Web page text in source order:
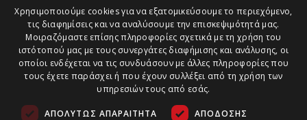
Χρησιμοποιούμε cookies για να εξατομικεύσουμε το περιεχόμενο,
τις διαφημίσεις και να αναλύσουμε την επισκεψιμότητά μας.
Μοιραζόμαστε επίσης πληροφορίες σχετικά με τη χρήση του
ιστότοπού μας με τους συνεργάτες διαφήμισης και ανάλυσης, οι
οποίοι ενδέχεται να τις συνδυάσουν με άλλες πληροφορίες που
τους έχετε παράσχει ή που έχουν συλλέξει από τη χρήση των
υπηρεσιών τους από εσάς.
ΑΠΟΛΎΤΩΣ ΑΠΑΡΑΊΤΗΤΑ ΑΠΌΔΟΣΗΣ